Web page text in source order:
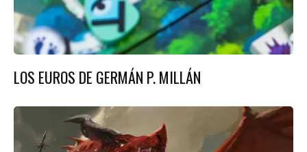
LOS EUROS DE GERMÁN P. MILLÁN